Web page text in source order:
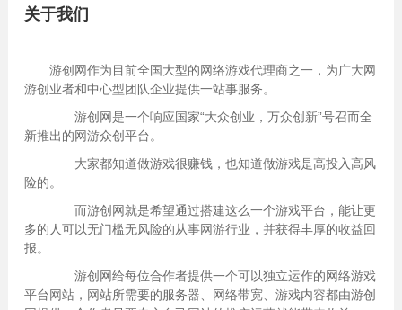
关于我们
游创网作为目前全国大型的网络游戏代理商之一，为广大网
游创业者和中心型团队企业提供一站事服务。
游创 网是一个响应国家“大众创业，万众创新”号召而全
新推出的网游众创平台。
大家都知道做游戏很赚钱，也知道做游戏是高投入高风
险的。
而游创 网就是希望通过搭建这么一个游戏平台，能让更
多的人可以无门槛无风险的从事网游行业，并获得丰厚的收益回
报。
游创 网给每位合作者提供一个可以独立运作的网络游戏
平台网站，网站所需要的服务器、网络带宽、游戏内容都由游创